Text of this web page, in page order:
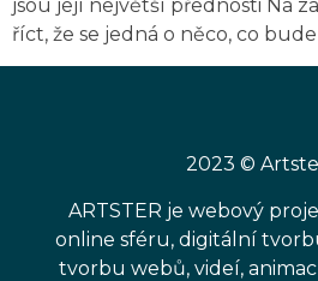
jsou její největší přednosti Na
říct, že se jedná o něco, co
2023 ©
ARTSTER je webový
online sféru, digitální
tvorbu webů, videí,